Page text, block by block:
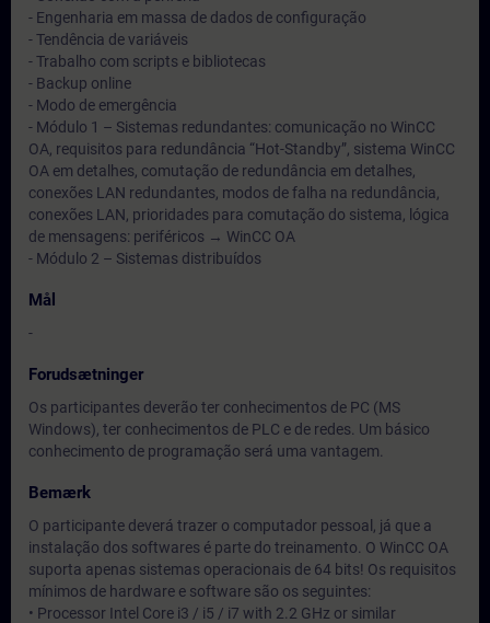
- Engenharia em massa de dados de configuração
- Tendência de variáveis
- Trabalho com scripts e bibliotecas
- Backup online
- Modo de emergência
- Módulo 1 – Sistemas redundantes: comunicação no WinCC
OA, requisitos para redundância “Hot-Standby”, sistema WinCC
OA em detalhes, comutação de redundância em detalhes,
conexões LAN redundantes, modos de falha na redundância,
conexões LAN, prioridades para comutação do sistema, lógica
de mensagens: periféricos → WinCC OA
- Módulo 2 – Sistemas distribuídos
Mål
-
Forudsætninger
Os participantes deverão ter conhecimentos de PC (MS
Windows), ter conhecimentos de PLC e de redes. Um básico
conhecimento de programação será uma vantagem.
Bemærk
O participante deverá trazer o computador pessoal, já que a
instalação dos softwares é parte do treinamento. O WinCC OA
suporta apenas sistemas operacionais de 64 bits! Os requisitos
mínimos de hardware e software são os seguintes:
• Processor Intel Core i3 / i5 / i7 with 2.2 GHz or similar